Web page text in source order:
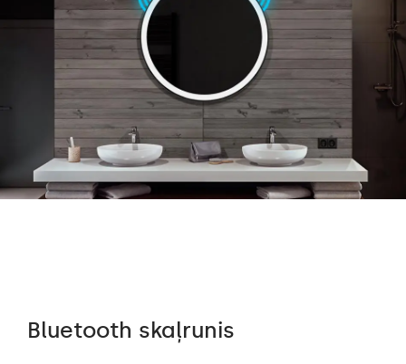
Bluetooth skaļrunis